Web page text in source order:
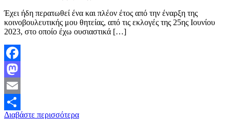
Έχει ήδη περατωθεί ένα και πλέον έτος από την έναρξη της
κοινοβουλευτικής μου θητείας, από τις εκλογές της 25ης Ιουνίου
2023, στο οποίο έχω ουσιαστικά […]
Facebook
Mastodon
Email
Μοιραστείτε
Διαβάστε περισσότερα